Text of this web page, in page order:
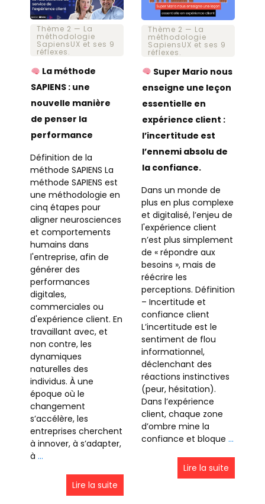
Thème 2 — La
méthodologie
SapiensUX et ses 9
réflexes.
La méthode
SAPIENS : une
nouvelle manière
de penser la
performance
Définition de la
méthode SAPIENS La
méthode SAPIENS est
une méthodologie en
cinq étapes pour
aligner neurosciences
et comportements
humains dans
l'entreprise, afin de
générer des
performances
digitales,
commerciales ou
d'expérience client. En
travaillant avec, et
non contre, les
dynamiques
naturelles des
individus. À une
époque où le
changement
s’accélère, les
entreprises cherchent
à innover, à s’adapter,
à …
Lire la suite
Thème 2 — La
méthodologie
SapiensUX et ses 9
réflexes.
Super Mario nous
enseigne une leçon
essentielle en
expérience client :
l’incertitude est
l’ennemi absolu de
la confiance.
Dans un monde de
plus en plus complexe
et digitalisé, l’enjeu de
l'expérience client
n’est plus simplement
de « répondre aux
besoins », mais de
réécrire les
perceptions. Définition
– Incertitude et
confiance client
L’incertitude est le
sentiment de flou
informationnel,
déclenchant des
réactions instinctives
(peur, hésitation).
Dans l’expérience
client, chaque zone
d’ombre mine la
confiance et bloque …
Lire la suite